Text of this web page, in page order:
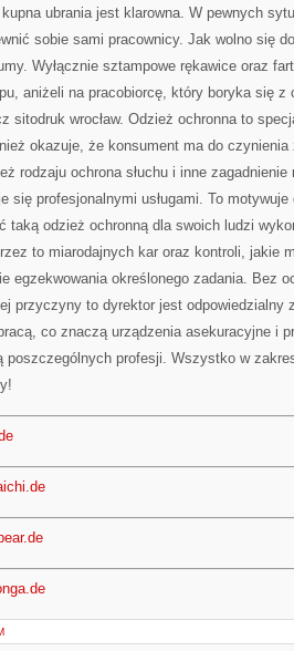
ubrania jest klarowna. W pewnych
sobie sami pracownicy. Jak wolno się
Wyłącznie sztampowe rękawice oraz
aniżeli na pracobiorcę, który boryka się z
sitodruk wrocław. Odzież ochronna to
okazuje, że konsument ma do
rodzaju ochrona słuchu i inne
się profesjonalnymi usługami. To
taką odzież ochronną dla swoich ludzi
to miarodajnych kar oraz kontroli, jakie
egzekwowania określonego zadania. Bez
przyczyny to dyrektor jest odpowiedzialny
co znaczą urządzenia asekuracyjne i
poszczególnych profesji. Wszystko w